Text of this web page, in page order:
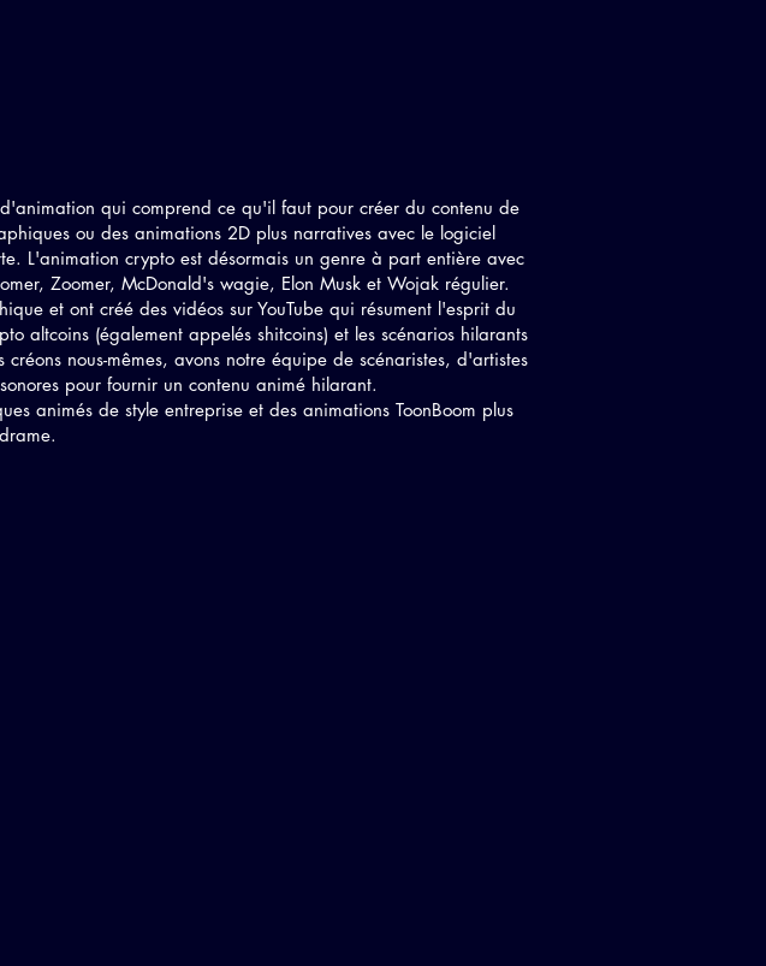
qui comprend ce qu'il faut pour créer du contenu de
ou des animations 2D plus narratives avec le logiciel
L'animation crypto est désormais un genre à part entière avec
Zoomer, McDonald's wagie, Elon Musk et Wojak régulier.
et ont créé des vidéos sur YouTube qui résument l'esprit du
altcoins (également appelés shitcoins) et les scénarios hilarants
nous-mêmes, avons notre équipe de scénaristes, d'artistes
pour fournir un contenu animé hilarant.
animés de style entreprise et des animations ToonBoom plus